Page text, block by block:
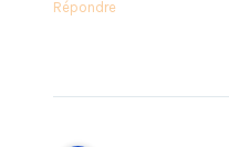
Répondre